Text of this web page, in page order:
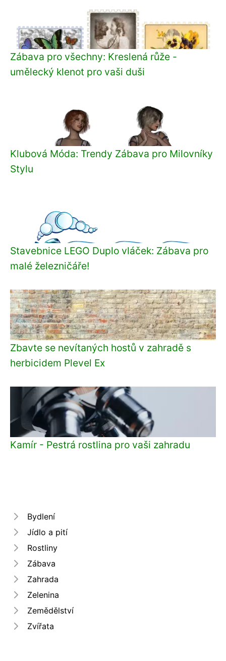
Zábava pro všechny: Kreslená růže -
umělecký klenot pro vaši duši
Klubová Móda: Trendy Zábava pro Milovníky
Stylu
Stavebnice LEGO Duplo vláček: Zábava pro
malé železničáře!
Zbavte se nevítaných hostů v zahradě s
herbicidem Plevel Ex
Kamír - Pestrá rostlina pro vaši zahradu
Bydlení
Jídlo a pití
Rostliny
Zábava
Zahrada
Zelenina
Zemědělství
Zvířata